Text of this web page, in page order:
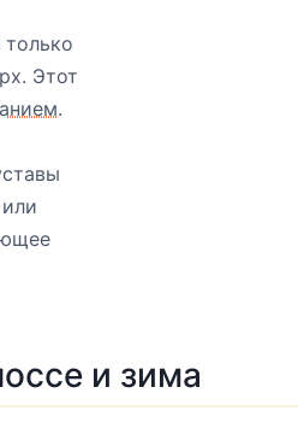
Этот
.
и зима